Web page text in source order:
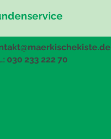
030 233 222 70